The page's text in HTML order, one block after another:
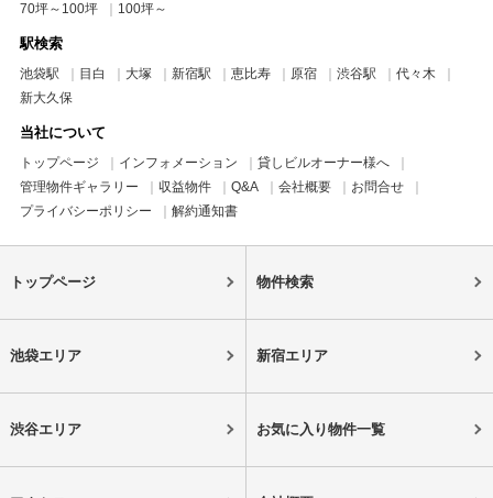
70坪～100坪
100坪～
駅検索
池袋駅 目白 大塚 新宿駅 恵比寿 原宿 渋谷駅
代々木
新大久保
当社について
トップページ インフォメーション
貸しビルオーナー様へ
管理物件ギャラリー
収益物件 Q&A 会社概要
お問合せ
プライバシーポリシー
解約通知書
トップページ 物件検索
池袋エリア 新宿エリア
渋谷エリア お気に入り物件一覧